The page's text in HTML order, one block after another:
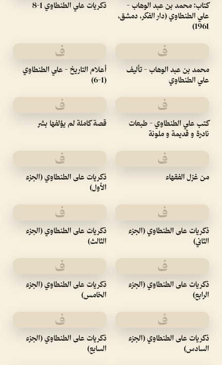
كتاب: محمد بن عبد الوهاب -
علي الطنطاوي (دار الفكر، دمشق،
1961)
ذكريات علي الطنطاوي 1-8
ف
محمد بن عبد الوهاب - تأليف
علي الطنطاوي
ف
أعلام التاريخ - علي الطنطاوي
(1-6)
ف
كتب علي الطنطاوي - طبعات
نادرة و قديمة و ملونة
ف
قصة كاملة لم يؤلفها بشر
ف
من غزل الفقهاء
ف
ذكريات على الطنطاوي (الجزء
الأول)
ف
ذكريات على الطنطاوي (الجزء
الثاني)
ف
ذكريات على الطنطاوي (الجزء
الثالث)
ف
ذكريات على الطنطاوي (الجزء
الرابع)
ف
ذكريات على الطنطاوي (الجزء
الخامس)
ف
ذكريات على الطنطاوي (الجزء
السادس)
ف
ذكريات على الطنطاوي (الجزء
السابع)